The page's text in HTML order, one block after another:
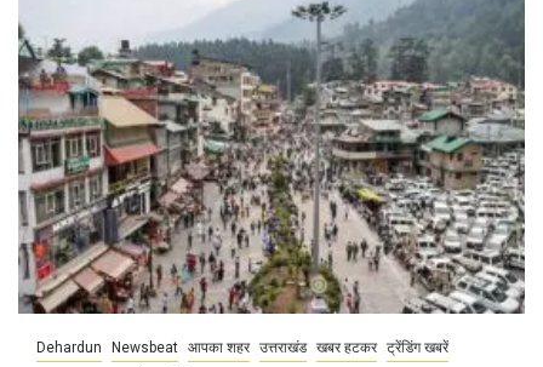
Dehardun Newsbeat आपका शहर उत्तराखंड खबर हटकर ट्रेंडिंग खबरें